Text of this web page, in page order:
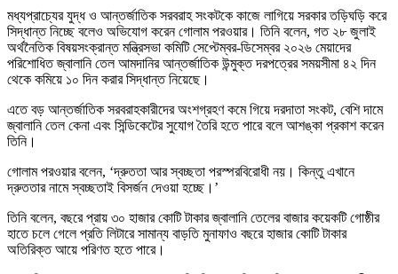
মধ্যপ্রাচ্যের যুদ্ধ ও আন্তর্জাতিক সরবরাহ সংকটকে কাজে লাগিয়ে সরকার তড়িঘড়ি করে
সিদ্ধান্ত নিচ্ছে বলেও অভিযোগ করেন গোলাম পরওয়ার। তিনি বলেন, গত ২৮ জুলাই
অর্থনৈতিক বিষয়সংক্রান্ত মন্ত্রিসভা কমিটি সেপ্টেম্বর-ডিসেম্বর ২০২৬ মেয়াদের
পরিশোধিত জ্বালানি তেল আমদানির আন্তর্জাতিক উন্মুক্ত দরপত্রের সময়সীমা ৪২ দিন
থেকে কমিয়ে ১০ দিন করার সিদ্ধান্ত নিয়েছে।
এতে বড় আন্তর্জাতিক সরবরাহকারীদের অংশগ্রহণ কমে গিয়ে দরদাতা সংকট, বেশি দামে
জ্বালানি তেল কেনা এবং সিন্ডিকেটের সুযোগ তৈরি হতে পারে বলে আশঙ্কা প্রকাশ করেন
তিনি।
গোলাম পরওয়ার বলেন, ‘দ্রুততা আর স্বচ্ছতা পরস্পরবিরোধী নয়। কিন্তু এখানে
দ্রুততার নামে স্বচ্ছতাই বিসর্জন দেওয়া হচ্ছে।’
তিনি বলেন, বছরে প্রায় ৩০ হাজার কোটি টাকার জ্বালানি তেলের বাজার কয়েকটি গোষ্ঠীর
হাতে চলে গেলে প্রতি লিটারে সামান্য বাড়তি মুনাফাও বছরে হাজার কোটি টাকার
অতিরিক্ত আয়ে পরিণত হতে পারে।